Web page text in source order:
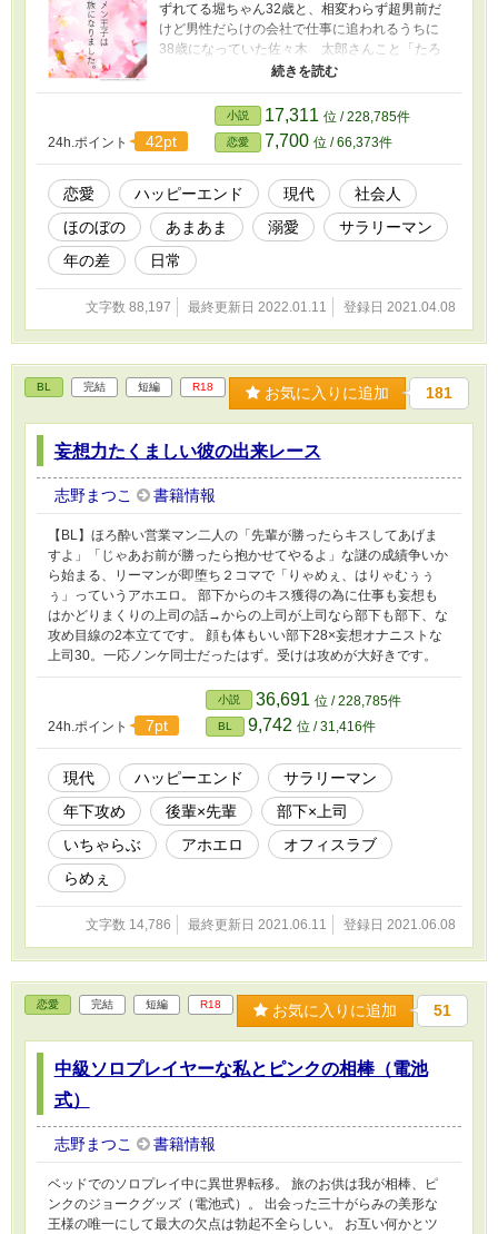
ずれてる堀ちゃん32歳と、相変わらず超男前だ
けど男性だらけの会社で仕事に追われるうちに
38歳になっていた佐々木 太郎さんこと「たろ
さん」の物語。 どう上に見ても30過ぎにしか見
えないのに、大人の落ち着きと気遣いを習得し
てしまった男前はもはや無敵だと思います。 面
倒な親や、元カノやら元カレなどが出ることな
く平和にのほほんと終わります。 「小説家にな
ろう」さんで公開・完結している作品を一部時
系列を整え時代背景を平成から令和に改訂した
「令和版」になります。
24h.ポイント 42pt
小説 17,311 位 / 228,785件
恋愛 7,700 位 / 66,373件
恋愛 ハッピーエンド 現代
社会人
ほのぼの
あまあま 溺愛
サラリーマン
年の差
日常
文字数 88,197 最終更新日 2022.01.11 登録日 2021.04.08
BL 完結 短編 R18 お気に入りに追加 181
妄想力たくましい彼の出来レース
志野まつこ 書籍情報
【BL】ほろ酔い営業マン二人の「先輩が勝ったらキスしてあげま
すよ」「じゃあお前が勝ったら抱かせてやるよ」な謎の成績争いか
ら始まる、リーマンが即堕ち２コマで「りゃめぇ、はりゃむぅぅ
ぅ」っていうアホエロ。 部下からのキス獲得の為に仕事も妄想も
はかどりまくりの上司の話→からの上司が上司なら部下も部下、な
攻め目線の2本立てです。 顔も体もいい部下28×妄想オナニストな
上司30。一応ノンケ同士だったはず。受けは攻めが大好きです。
24h.ポイント 7pt
小説 36,691 位 / 228,785件
BL 9,742 位 / 31,416件
現代 ハッピーエンド
サラリーマン
年下攻め
後輩×先輩
部下×上司
いちゃらぶ
アホエロ
オフィスラブ
らめぇ
文字数 14,786 最終更新日 2021.06.11 登録日 2021.06.08
恋愛 完結 短編 R18 お気に入りに追加 51
中級ソロプレイヤーな私とピンクの相棒（電池
式）
志野まつこ 書籍情報
ベッドでのソロプレイ中に異世界転移。 旅のお供は我が相棒、ピ
ンクのジョークグッズ（電池式）。 出会った三十がらみの美形な
王様の唯一にして最大の欠点は勃起不全らしい。 お互い何かとツ